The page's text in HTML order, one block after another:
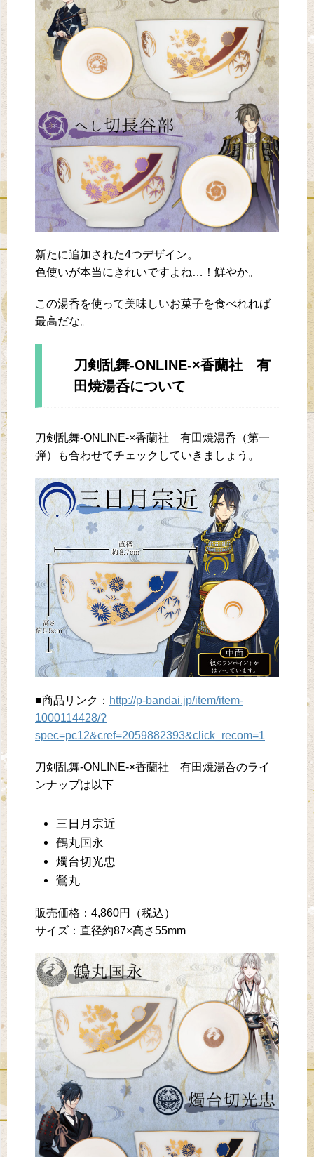
新たに追加された4つデザイン。
色使いが本当にきれいですよね…！鮮やか。
この湯呑を使って美味しいお菓子を食べれれば
最高だな。
刀剣乱舞-ONLINE-×香蘭社 有
田焼湯呑について
刀剣乱舞-ONLINE-×香蘭社 有田焼湯呑（第一
弾）も合わせてチェックしていきましょう。
■商品リンク： http://p-bandai.jp/item/item-
1000114428/?
spec=pc12&cref=2059882393&click_recom=1
刀剣乱舞-ONLINE-×香蘭社 有田焼湯呑のライ
ンナップは以下
三日月宗近
鶴丸国永
燭台切光忠
鶯丸
販売価格：4,860円（税込）
サイズ：直径約87×高さ55mm